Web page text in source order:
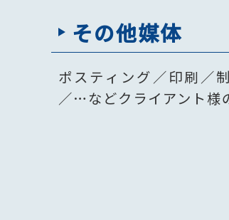
その他媒体
ポスティング／印刷／
／…などクライアント様